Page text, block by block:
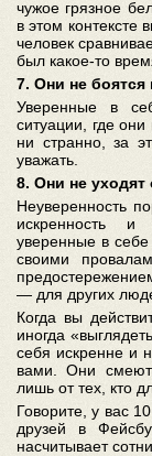
чужое грязное
в этом контексте
человек
был какое-то
7. Они не боятся
Уверенные в
ситуации, где
ни странно, за
уважать.
8. Они не
Неуверенность
искренность и
уверенные в
своими
— для других
Когда вы
иногда
себя искренне и
вами. Они
лишь от тех, кто
Говорите, у вас
друзей в
насчитывает